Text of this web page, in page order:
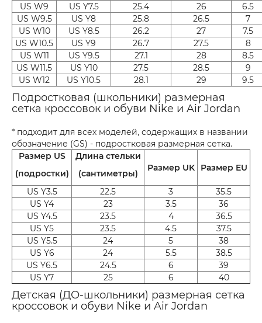
US W9
US Y7.5 25.4 26
6.5
US W9.5
US Y8 25.8 26.5
7
US W10
US Y8.5 26.2 27
7.5
US W10.5
US Y9 26.7 27.5
8
US W11
US Y9.5 27.1 28
8.5
US W11.5
US Y10 27.5 28.5
9
US W12
US Y10.5 28.1 29 9.5
Подростковая (школьники) размерная
сетка кроссовок и обуви Nike и Air Jordan
* подходит для всех моделей, содержащих в названии
обозначение (GS) - подростковая размерная сетка.
Размер US
(подростки)
Длина стельки
(сантиметры)
Размер UK Размер EU
US Y3.5 22.5 3
35.5
US Y4
23 3.5
36
US Y4.5
23.5 4
36.5
US Y5
23.5 4.5
37.5
US Y5.5
24 5
38
US Y6
24 5.5
38.5
US Y6.5
24.5 6
39
US Y7
25 6 40
Детская (ДО-школьники) размерная сетка
кроссовок и обуви Nike и Air Jordan